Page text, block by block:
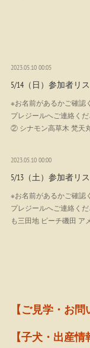
2023.05.10 00:05
5/14（日）参加者リ
※お名前があるかご確認
プレジールへご連絡く
② シナモン高草木 梵天
2023.05.10 00:00
5/13（土）参加者リ
※お名前があるかご確認
プレジールへご連絡く
も三田地 ピーチ磯田 ア
【ご見学・お問
【子犬・出産情